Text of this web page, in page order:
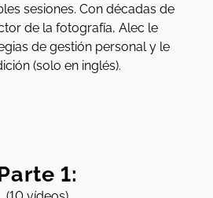
sesiones. Con décadas de
de la fotografía, Alec le
de gestión personal y le
(solo en inglés).
1: